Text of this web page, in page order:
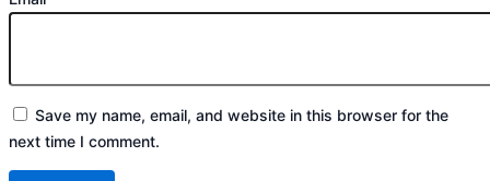
Save my name, email, and website in this browser for the
next time I comment.